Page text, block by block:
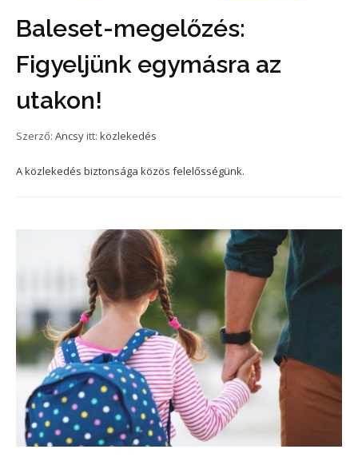
Baleset-megelőzés:
Figyeljünk egymásra az
utakon!
Szerző: Ancsy itt: közlekedés
A közlekedés biztonsága közös felelősségünk.